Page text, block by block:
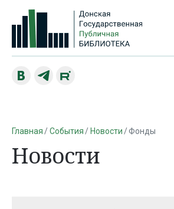
Главная События Новости Фонды
Новости